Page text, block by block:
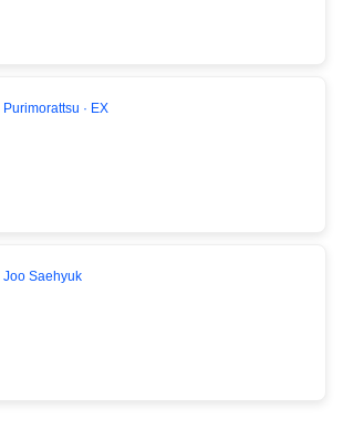
Purimorattsu · EX
Joo Saehyuk